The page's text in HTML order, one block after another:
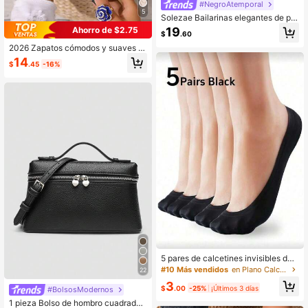
5
Ahorro de $2.75
2026 Zapatos cómodos y suaves c
on lazo, versátiles y elegantes
$14.45 -16%
22
#BolsosModernos
1 pieza Bolso de hombro cuadrado
#NegroAtemporal
Solezae Bailarinas elegantes de pu
nta redonda para mujer con detalle
de lazo
$19.60
5 pares de calcetines invisibles de
mujer de nylon negro ultra finos y li
n costuras, estilo antideslizante, ad
#10 Más vendidos en Plano Calcetines invisibles para mujer
$3.00 -25% ¡Últimos 3 días